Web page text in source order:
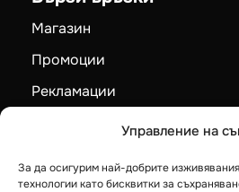
Управление на
За да осигурим най-добрите
технологии като бисквитки за
Магазин
Промоции
Рекламации
Карта на сайта
Категории